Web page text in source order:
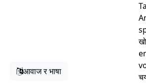
आवाज र भाषा